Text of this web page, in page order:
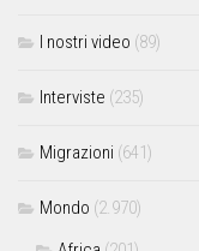
I nostri video (89)
Interviste (235)
Migrazioni (641)
Mondo (2.970)